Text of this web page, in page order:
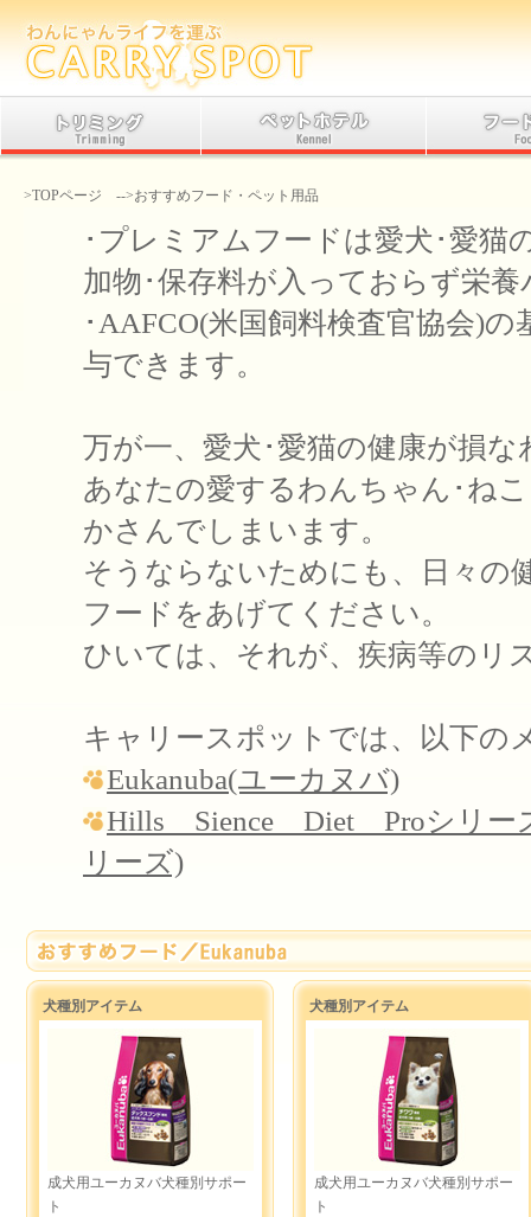
>TOPページ -->おすすめフード・ペット用品
･プレミアムフードは愛犬･愛猫
加物･保存料が入っておらず栄
･AAFCO(米国飼料検査官協会)
与できます。
万が一、愛犬･愛猫の健康が損な
あなたの愛するわんちゃん･ね
かさんでしまいます。
そうならないためにも、日々の
フードをあげてください。
ひいては、それが、疾病等のリ
キャリースポットでは、以下の
Eukanuba(ユーカヌバ)
Hills Sience Diet Proシリー
リーズ)
犬種別アイテム
成犬用ユーカヌバ犬種別サポー
ト
犬種別アイテム
成犬用ユーカヌバ犬種別サポー
ト